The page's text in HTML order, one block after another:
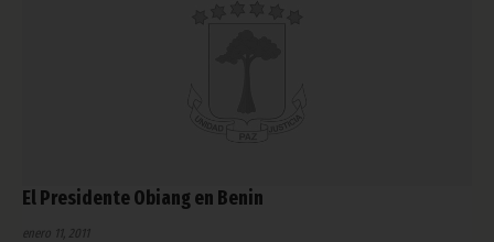
El Presidente Obiang en Benin
enero 11, 2011